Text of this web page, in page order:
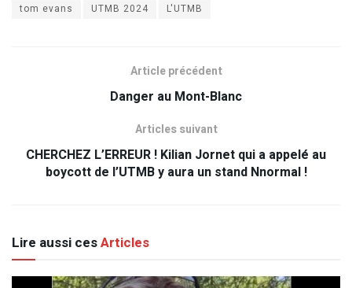
tom evans
UTMB 2024 L'UTMB
Article précédent
Danger au Mont-Blanc
Articles suivant
CHERCHEZ L’ERREUR ! Kilian Jornet qui a appelé au
boycott de l’UTMB y aura un stand Nnormal !
Lire aussi cesArticles